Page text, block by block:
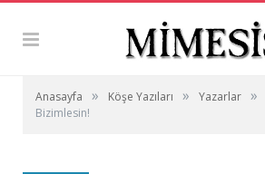
Anasayfa » Köşe Yazıları » Yazarlar »
Bizimlesin!